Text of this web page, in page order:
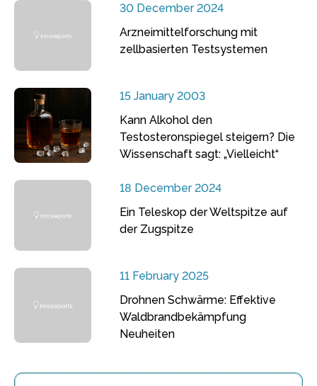
30 December 2024
Arzneimittelforschung mit
zellbasierten Testsystemen
15 January 2003
Kann Alkohol den
Testosteronspiegel steigern? Die
Wissenschaft sagt: „Vielleicht“
18 December 2024
Ein Teleskop der Weltspitze auf
der Zugspitze
11 February 2025
Drohnen Schwärme: Effektive
Waldbrandbekämpfung
Neuheiten